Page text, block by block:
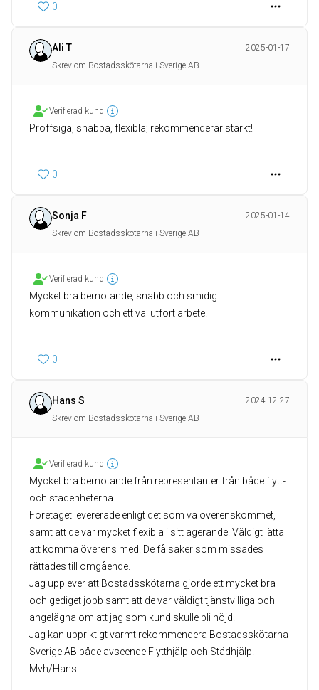
0
Ali T
2025-01-17
Skrev om Bostadsskötarna i Sverige AB
Verifierad kund
Proffsiga, snabba, flexibla; rekommenderar starkt!
0
Sonja F
2025-01-14
Skrev om Bostadsskötarna i Sverige AB
Verifierad kund
Mycket bra bemötande, snabb och smidig
kommunikation och ett väl utfört arbete!
0
Hans S
2024-12-27
Skrev om Bostadsskötarna i Sverige AB
Verifierad kund
Mycket bra bemötande från representanter från både flytt-
och städenheterna.
Företaget levererade enligt det som va överenskommet,
samt att de var mycket flexibla i sitt agerande. Väldigt lätta
att komma överens med. De få saker som missades
rättades till omgående.
Jag upplever att Bostadsskötarna gjorde ett mycket bra
och gediget jobb samt att de var väldigt tjänstvilliga och
angelägna om att jag som kund skulle bli nöjd.
Jag kan uppriktigt varmt rekommendera Bostadsskötarna
Sverige AB både avseende Flytthjälp och Städhjälp.